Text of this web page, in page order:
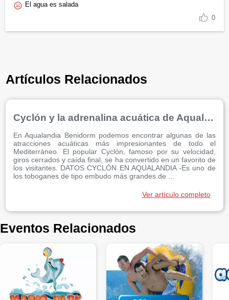
El agua es salada
0
Artículos Relacionados
Cyclón y la adrenalina acuática de Aqualandia Benidorm
En Aqualandia Benidorm podemos encontrar algunas de las
atracciones acuáticas más impresionantes de todo el
Mediterráneo. El popular Cyclón, famoso por su velocidad,
giros cerrados y caída final, se ha convertido en un favorito de
los visitantes. DATOS CYCLÓN EN AQUALANDIA -Es uno de
los toboganes de tipo embudo más grandes de ...
Ver artículo completo
Eventos Relacionados